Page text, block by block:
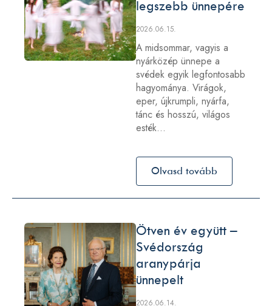
legszebb ünnepére
2026.06.15.
A midsommar, vagyis a
nyárközép ünnepe a
svédek egyik legfontosabb
hagyománya. Virágok,
eper, újkrumpli, nyárfa,
tánc és hosszú, világos
esték…
Olvasd tovább
Ötven év együtt –
Svédország
aranypárja
ünnepelt
2026.06.14.